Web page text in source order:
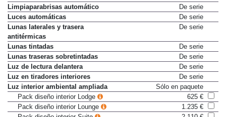
Home
Limpiaparabrisas automático
De serie
Luces automáticas
De serie
Lunas laterales y trasera
antitérmicas
Lunas tintadas
De serie
Lunas traseras sobretintadas
De serie
Luz de lectura delantera
De serie
Luz en tiradores interiores
De serie
Luz interior ambiental ampliada
Sólo en paquete
Pack diseño interior Lodge
625 €
Pack diseño interior Lounge
1.235 €